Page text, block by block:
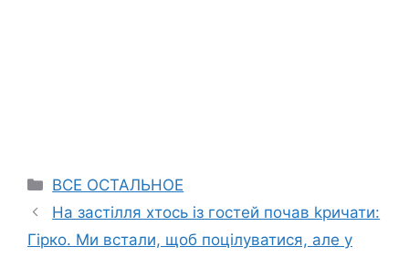
Categories
ВСЕ ОСТАЛЬНОЕ
На застілля хтось із гостей почав kричати:
Гірко. Ми встали, щоб поцілуватися, але у